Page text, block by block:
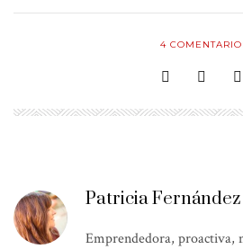
4
Patricia Fernández
Emprendedora, proactiva,